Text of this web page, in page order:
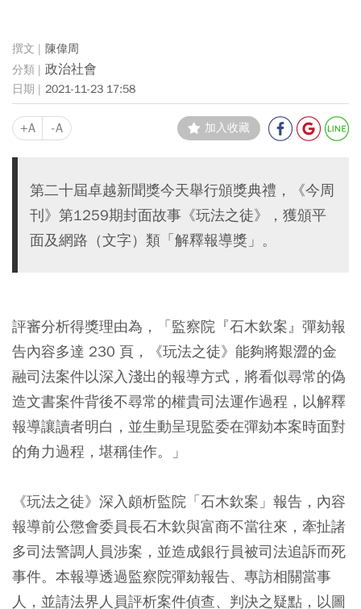
陳偉周
政治社會
2021-11-23 17:58
+A -A 加入收藏
第二十屆卓越新聞獎今天舉行頒獎典禮，《今周
刊》第1259期封面故事《玩法之徒》，獲頒平
面及網路（文字）類「解釋報導獎」。
評審分析得獎理由為，「監察院『石木欽案』彈劾報
告內容多達 230 頁，《玩法之徒》能夠將艱澀的金
融司法案件以深入淺出的報導方式，將看似尋常的偽
造文書案件背後不尋常的權貴司法運作過程，以解釋
報導讓讀者明白，並生動呈現監委在彈劾本案時面對
的角力過程，堪稱佳作。」
《玩法之徒》深入頗析監院「石木欽案」報告，內容
報導前公懲會委員長石木欽與富商不當往來，牽扯諸
多司法警調人員涉案，並造成銀行員被司法追訴而死
事件。本報導透過監察院彈劾報告、專訪相關當事
人，並請法界人員評析案件偵查、判決之疑點，以圖